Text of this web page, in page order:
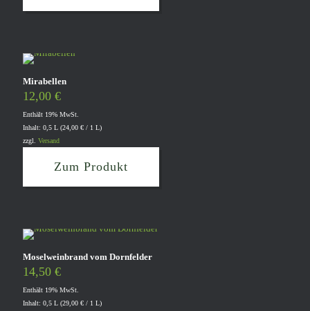
Mirabellen
12,00 €
Enthält 19% MwSt.
Inhalt: 0,5 L (24,00 € / 1 L)
zzgl. Versand
Zum Produkt
Moselweinbrand vom Dornfelder
14,50 €
Enthält 19% MwSt.
Inhalt: 0,5 L (29,00 € / 1 L)